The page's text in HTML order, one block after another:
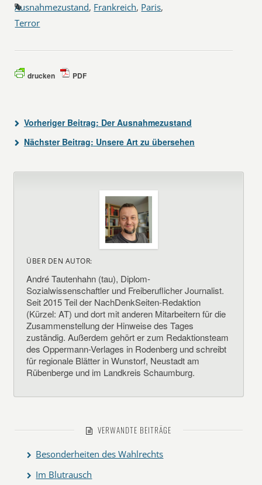
Ausnahmezustand, Frankreich, Paris,
Terror
drucken PDF
Vorheriger Beitrag: Der Ausnahmezustand
Nächster Beitrag: Unsere Art zu übersehen
ÜBER DEN AUTOR:
André Tautenhahn (tau), Diplom-
Sozialwissenschaftler und Freiberuflicher Journalist.
Seit 2015 Teil der NachDenkSeiten-Redaktion
(Kürzel: AT) und dort mit anderen Mitarbeitern für die
Zusammenstellung der Hinweise des Tages
zuständig. Außerdem gehört er zum Redaktionsteam
des Oppermann-Verlages in Rodenberg und schreibt
für regionale Blätter in Wunstorf, Neustadt am
Rübenberge und im Landkreis Schaumburg.
VERWANDTE BEITRÄGE
Besonderheiten des Wahlrechts
Im Blutrausch